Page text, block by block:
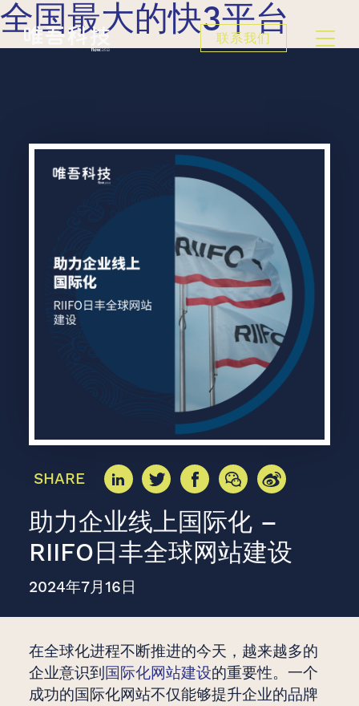
全国最大的快3平台
联系我们
SHARE
助力企业线上国际化 –
RIIFO日丰全球网站建设
2024年7月16日
在全球化进程不断推进的今天，越来越多的
企业意识到 国际化网站建设的重要性。一个
成功的国际化网站不仅能够提升企业的品牌